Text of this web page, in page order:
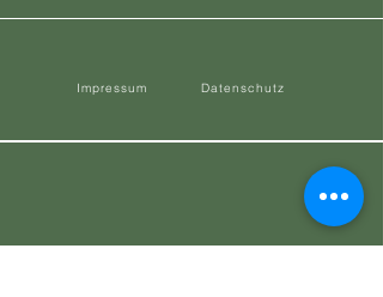
Impressum Datenschutz